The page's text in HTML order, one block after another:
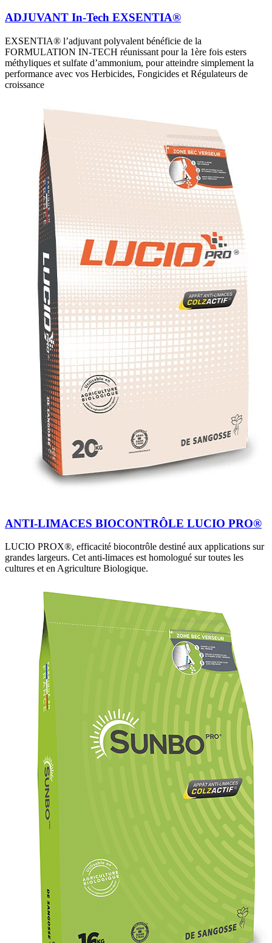
ADJUVANT In-Tech EXSENTIA®
EXSENTIA® l’adjuvant polyvalent bénéficie de la
FORMULATION IN-TECH réunissant pour la 1ère fois esters
méthyliques et sulfate d’ammonium, pour atteindre simplement la
performance avec vos Herbicides, Fongicides et Régulateurs de
croissance
ANTI-LIMACES BIOCONTRÔLE LUCIO PRO®
LUCIO PROX®, efficacité biocontrôle destiné aux applications sur
grandes largeurs. Cet anti-limaces est homologué sur toutes les
cultures et en Agriculture Biologique.